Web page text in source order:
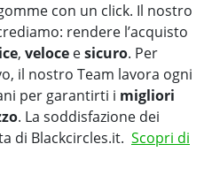
con un click. Il nostro
rendere l’acquisto
, veloce esicuro. Per
il nostro Team lavora ogni
per garantirti i migliori
. La soddisfazione dei
di Blackcircles.it. Scopri di